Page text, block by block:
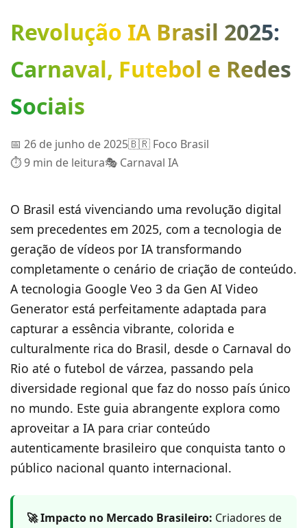
Revolução IA Brasil 2025:
Carnaval, Futebol e Redes
Sociais
📅 26 de junho de 2025🇧🇷 Foco Brasil
⏱️ 9 min de leitura🎭 Carnaval IA
O Brasil está vivenciando uma revolução digital
sem precedentes em 2025, com a tecnologia de
geração de vídeos por IA transformando
completamente o cenário de criação de conteúdo.
A tecnologia Google Veo 3 da Gen AI Video
Generator está perfeitamente adaptada para
capturar a essência vibrante, colorida e
culturalmente rica do Brasil, desde o Carnaval do
Rio até o futebol de várzea, passando pela
diversidade regional que faz do nosso país único
no mundo. Este guia abrangente explora como
aproveitar a IA para criar conteúdo
autenticamente brasileiro que conquista tanto o
público nacional quanto internacional.
🚀 Impacto no Mercado Brasileiro: Criadores de